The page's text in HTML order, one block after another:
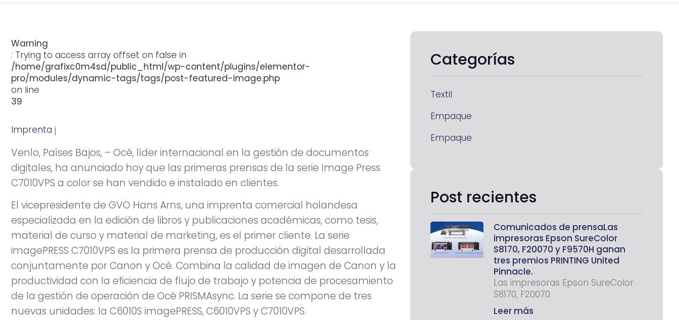
Warning
: Trying to access array offset on false in
/home/grafixc0m4sd/public_html/wp-content/plugins/elementor-
pro/modules/dynamic-tags/tags/post-featured-image.php
on line
39
Imprenta j
Venlo, Países Bajos, – Océ, líder internacional en la gestión de documentos
digitales, ha anunciado hoy que las primeras prensas de la serie Image Press
C7010VPS a color se han vendido e instalado en clientes.
El vicepresidente de GVO Hans Arns, una imprenta comercial holandesa
especializada en la edición de libros y publicaciones académicas, como tesis,
material de curso y material de marketing, es el primer cliente. La serie
imagePRESS C7010VPS es la primera prensa de producción digital desarrollada
conjuntamente por Canon y Océ. Combina la calidad de imagen de Canon y la
productividad con la eficiencia de flujo de trabajo y potencia de procesamiento
de la gestión de operación de Océ PRISMAsync. La serie se compone de tres
nuevas unidades: la C6010S imagePRESS, C6010VPS y C7010VPS.
Categorías
Textil
Empaque
Empaque
Post recientes
Comunicados de prensaLas
impresoras Epson SureColor
S8170, F20070 y F9570H ganan
tres premios PRINTING United
Pinnacle.
Las impresoras Epson SureColor
S8170, F20070
Leer más